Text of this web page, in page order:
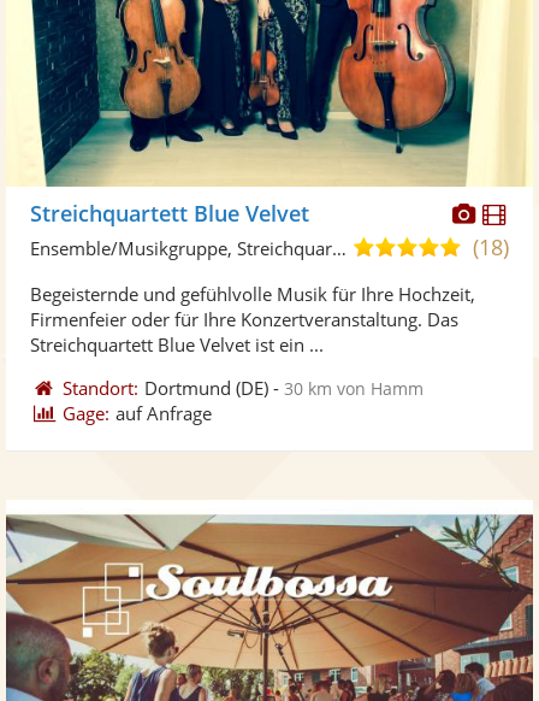
Streichquartett Blue Velvet
5,0
5
(18)
Ensemble/Musikgruppe, Streichquartett
Begeisternde und gefühlvolle Musik für Ihre Hochzeit,
Firmenfeier oder für Ihre Konzertveranstaltung. Das
Streichquartett Blue Velvet ist ein ...
Standort: Dortmund (DE) -30 km von Hamm
Gage: auf Anfrage